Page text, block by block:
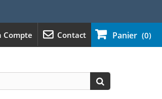
Panier (0)
Contact
Compte